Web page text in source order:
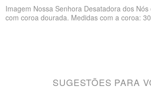
Imagem Nossa Senhora Desatadora dos
com coroa dourada. Medidas com a coroa:
SUGESTÕES PARA